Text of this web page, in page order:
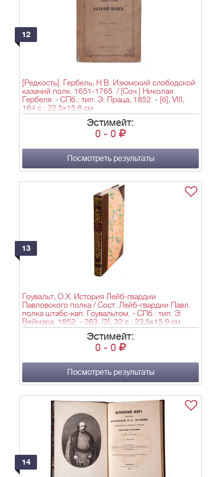
12
[Редкость]. Гербель, Н.В. Изюмский слободской
казачий полк. 1651-1765. / [Соч.] Николая
Гербеля. - СПб.: тип. Э. Праца, 1852. - [6], VIII,
164 с.; 22,5х15,8 см.
Эстимейт:
0 - 0
Посмотреть результаты
13
Гоувальт, О.Х. История Лейб-гвардии
Павловского полка / Сост. Лейб-гвардии Павл.
полка штабс-кап. Гоувальтом. - СПб.: тип. Э.
Веймара, 1852. - 263, [2], 32 с.; 23,5х15,9 см.
Эстимейт:
0 - 0
Посмотреть результаты
14